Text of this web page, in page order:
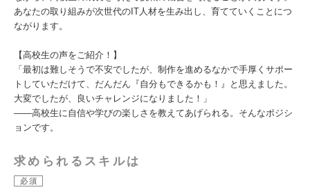
あなたの取り組みが次世代のIT人材を生み出し、育てていくことにつ
ながります。
【高校生の声をご紹介！】
「最初は難しそうで不安でしたが、制作を進めるなかで手厚くサポー
トしていただけて、だんだん『自分もできるかも！』と思えました。
大変でしたが、良いチャレンジになりました！」
――高校生に自信や学びの楽しさを教えてあげられる。そんなポジシ
ョンです。
求められるスキルは
必須